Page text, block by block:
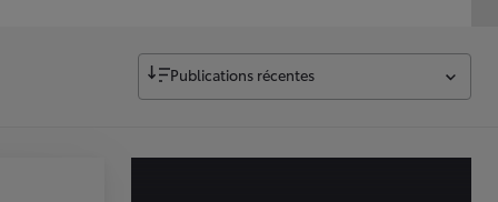
Publications récentes